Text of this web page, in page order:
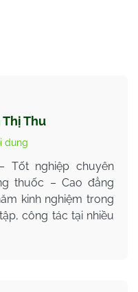
Thu
dung
Tốt nghiệp chuyên
thuốc – Cao đẳng
kinh nghiệm trong
công tác tại nhiều